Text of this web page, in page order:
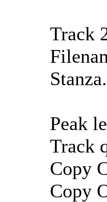
Track
Peak
Track
Copy
Copy